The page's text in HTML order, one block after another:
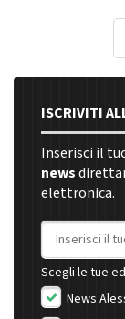
ISCRIVITI
Inserisci il
news
elettronica.
Indirizzo
Scegli le tue
News